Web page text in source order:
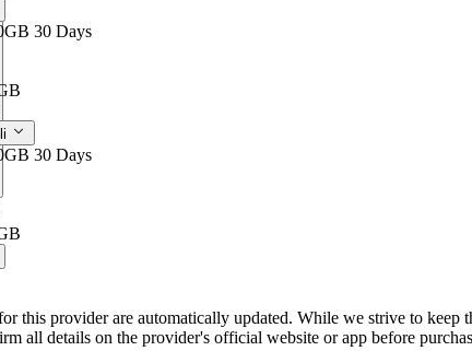
30 Days
30 Days
this provider are automatically updated. While we strive to keep
all details on the provider's official website or app before